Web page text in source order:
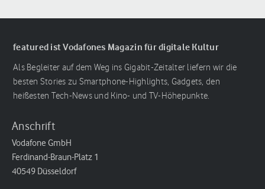
featured ist Vodafones Magazin für digitale Kultur
Als Begleiter auf dem Weg ins Gigabit-Zeitalter liefern wir die
besten Stories zu Smartphone-Highlights, Gadgets, den
heißesten Tech-News und Kino- und TV-Höhepunkte.
Anschrift
Vodafone GmbH
Ferdinand-Braun-Platz 1
40549 Düsseldorf